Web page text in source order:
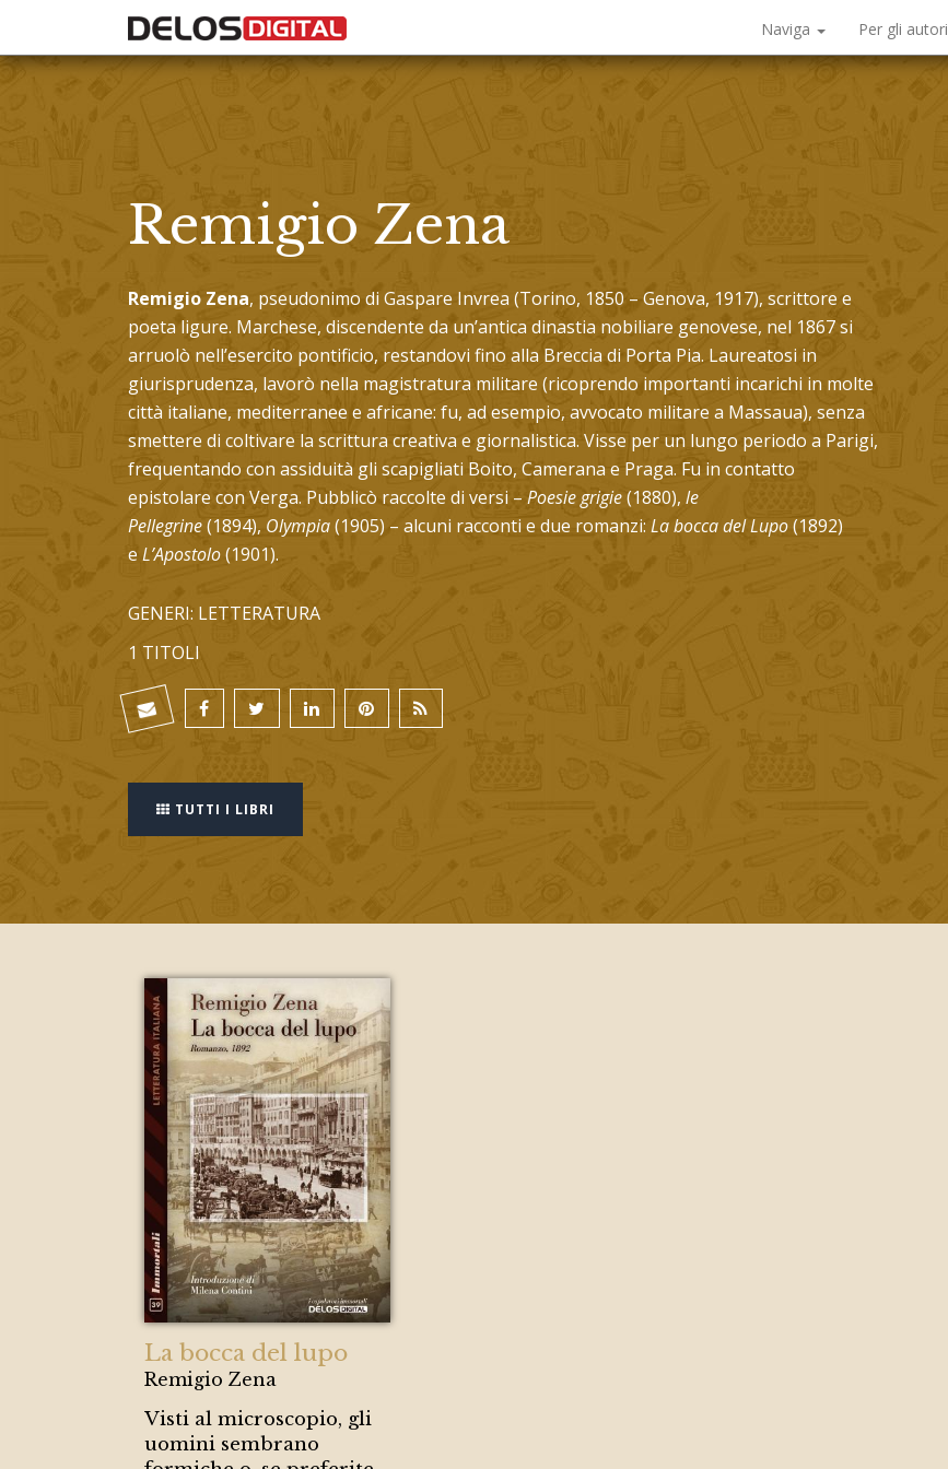
Naviga Per gli autori
Remigio Zena
Remigio Zena, pseudonimo di Gaspare Invrea (Torino, 1850 – Genova, 1917), scrittore e
poeta ligure. Marchese, discendente da un’antica dinastia nobiliare genovese, nel 1867 si
arruolò nell’esercito pontificio, restandovi fino alla Breccia di Porta Pia. Laureatosi in
giurisprudenza, lavorò nella magistratura militare (ricoprendo importanti incarichi in molte
città italiane, mediterranee e africane: fu, ad esempio, avvocato militare a Massaua), senza
smettere di coltivare la scrittura creativa e giornalistica. Visse per un lungo periodo a Parigi,
frequentando con assiduità gli scapigliati Boito, Camerana e Praga. Fu in contatto
epistolare con Verga. Pubblicò raccolte di versi – Poesie grigie(1880), le
Pellegrine(1894), Olympia(1905) – alcuni racconti e due romanzi: La bocca del Lupo(1892)
e L’Apostolo(1901).
GENERI: LETTERATURA
1 TITOLI
TUTTI I LIBRI
La bocca del lupo
Remigio Zena
Visti al microscopio, gli
uomini sembrano